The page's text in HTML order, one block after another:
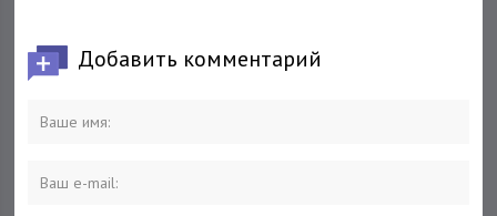
Добавить комментарий